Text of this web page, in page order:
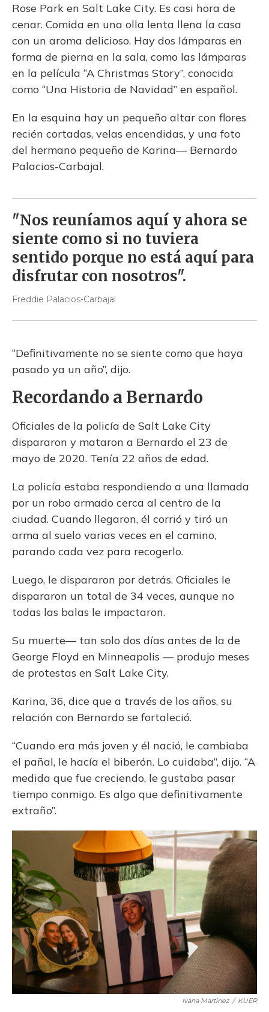
Rose Park en Salt Lake City. Es casi hora de
cenar. Comida en una olla lenta llena la casa
con un aroma delicioso. Hay dos lámparas en
forma de pierna en la sala, como las lámparas
en la película “A Christmas Story”, conocida
como “Una Historia de Navidad” en español.
En la esquina hay un pequeño altar con flores
recién cortadas, velas encendidas, y una foto
del hermano pequeño de Karina— Bernardo
Palacios-Carbajal.
"Nos reuníamos aquí y ahora se
siente como si no tuviera
sentido porque no está aquí para
disfrutar con nosotros".
Freddie Palacios-Carbajal
“Definitivamente no se siente como que haya
pasado ya un año”, dijo.
Recordando a Bernardo
Oficiales de la policía de Salt Lake City
dispararon y mataron a Bernardo el 23 de
mayo de 2020. Tenía 22 años de edad.
La policía estaba respondiendo a una llamada
por un robo armado cerca al centro de la
ciudad. Cuando llegaron, él corrió y tiró un
arma al suelo varias veces en el camino,
parando cada vez para recogerlo.
Luego, le dispararon por detrás. Oficiales le
dispararon un total de 34 veces, aunque no
todas las balas le impactaron.
Su muerte— tan solo dos días antes de la de
George Floyd en Minneapolis — produjo meses
de protestas en Salt Lake City.
Karina, 36, dice que a través de los años, su
relación con Bernardo se fortaleció.
“Cuando era más joven y él nació, le cambiaba
el pañal, le hacía el biberón. Lo cuidaba”, dijo. “A
medida que fue creciendo, le gustaba pasar
tiempo conmigo. Es algo que definitivamente
extraño”.
Ivana Martinez / KUER